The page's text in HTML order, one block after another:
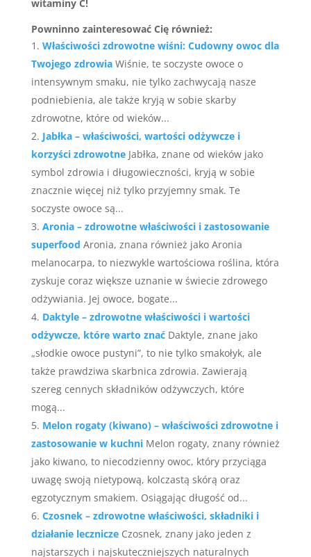
witaminy C!
Powninno zainteresować Cię również:
Właściwości zdrowotne wiśni: Cudowny owoc dla
Twojego zdrowia Wiśnie, te soczyste owoce o
intensywnym smaku, nie tylko zachwycają nasze
podniebienia, ale także kryją w sobie skarby
zdrowotne, które od wieków...
Jabłka – właściwości, wartości odżywcze i
korzyści zdrowotne Jabłka, znane od wieków jako
symbol zdrowia i długowieczności, kryją w sobie
znacznie więcej niż tylko przyjemny smak. Te
soczyste owoce są...
Aronia – zdrowotne właściwości i zastosowanie
superfood Aronia, znana również jako Aronia
melanocarpa, to niezwykle wartościowa roślina, która
zyskuje coraz większe uznanie w świecie zdrowego
odżywiania. Jej owoce, bogate...
Daktyle – zdrowotne właściwości i wartości
odżywcze, które warto znać Daktyle, znane jako
„słodkie owoce pustyni”, to nie tylko smakołyk, ale
także prawdziwa skarbnica zdrowia. Zawierają
szereg cennych składników odżywczych, które
mogą...
Melon rogaty (kiwano) – właściwości zdrowotne i
zastosowanie w kuchni Melon rogaty, znany również
jako kiwano, to niecodzienny owoc, który przyciąga
uwagę swoją nietypową, kolczastą skórą oraz
egzotycznym smakiem. Osiągając długość od...
Czosnek – zdrowotne właściwości, składniki i
działanie lecznicze Czosnek, znany jako jeden z
najstarszych i najskuteczniejszych naturalnych